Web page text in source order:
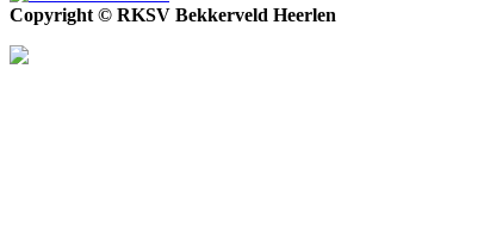
Copyright © RKSV Bekkerveld Heerlen